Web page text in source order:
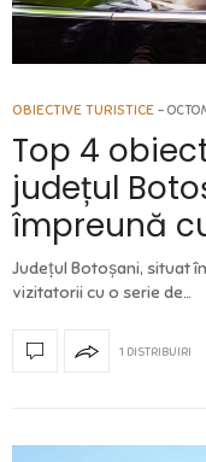
OBIECTIVE TURISTICE
Top 4
județul
împreună
Județul Botoșani, situat
vizitatorii cu o serie de…
1 DISTRIBUIRI